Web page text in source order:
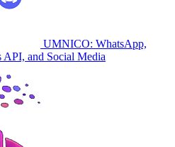
UMNICO: WhatsApp,
API, and Social Media